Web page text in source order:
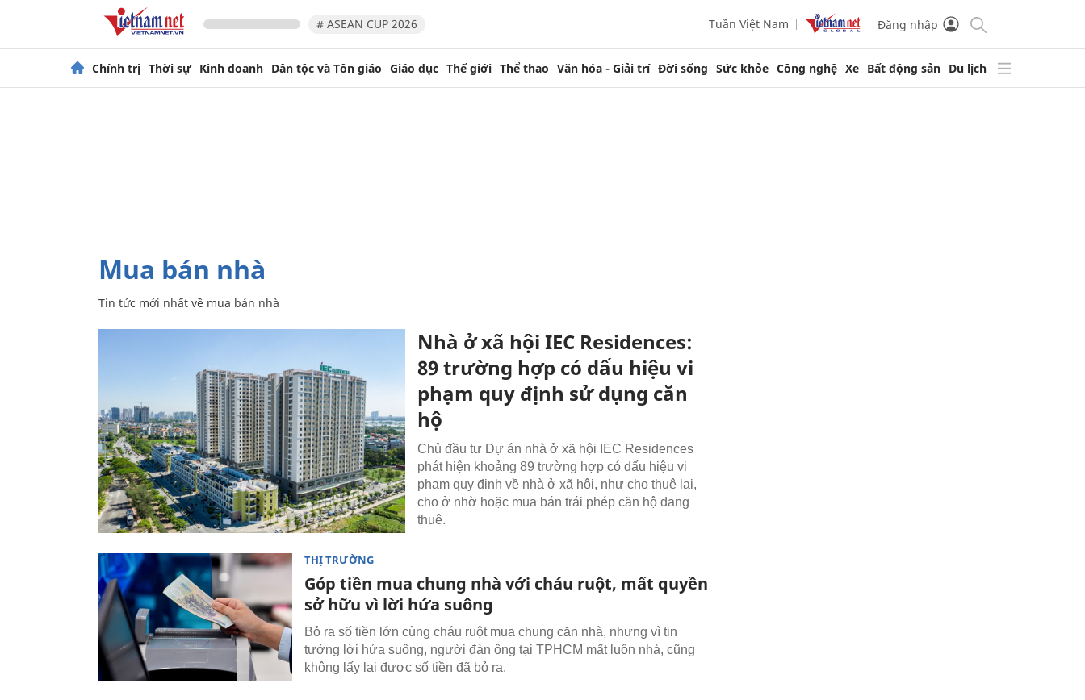
# ASEAN CUP 2026 Tuần Việt Nam Đăng nhập
Chính trị Thời sự Kinh doanh Dân tộc và Tôn giáo Giáo dục Thế giới Thể thao Văn hóa - Giải trí Đời sống Sức khỏe Công nghệ Xe Bất động sản Du lịch
mua bán nhà
Tin tức mới nhất về mua bán nhà
Nhà ở xã hội IEC Residences:
89 trường hợp có dấu hiệu vi
phạm quy định sử dụng căn
hộ
Chủ đầu tư Dự án nhà ở xã hội IEC Residences
phát hiện khoảng 89 trường hợp có dấu hiệu vi
phạm quy định về nhà ở xã hội, như cho thuê lại,
cho ở nhờ hoặc mua bán trái phép căn hộ đang
thuê.
THỊ TRƯỜNG
Góp tiền mua chung nhà với cháu ruột, mất quyền
sở hữu vì lời hứa suông
Bỏ ra số tiền lớn cùng cháu ruột mua chung căn nhà, nhưng vì tin
tưởng lời hứa suông, người đàn ông tại TPHCM mất luôn nhà, cũng
không lấy lại được số tiền đã bỏ ra.